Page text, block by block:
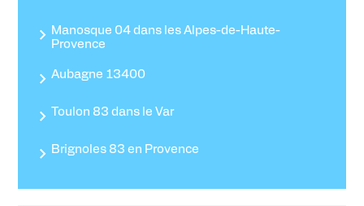
Manosque 04 dans les Alpes-de-Haute-
Provence
Aubagne 13400
Toulon 83 dans le Var
Brignoles 83 en Provence